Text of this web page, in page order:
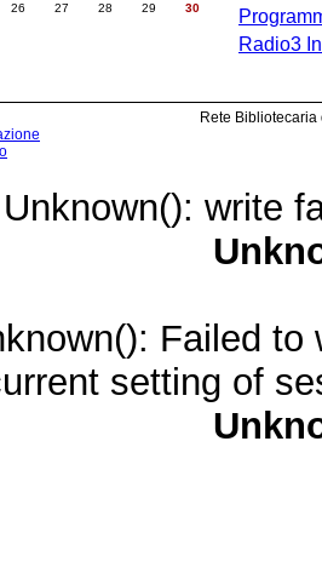
Radio3
26 27 28 29
30
Rete
write
Failed
setting of